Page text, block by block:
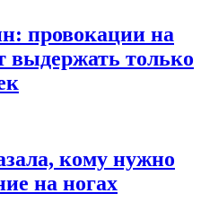
провокации на
выдержать только
кому нужно
на ногах